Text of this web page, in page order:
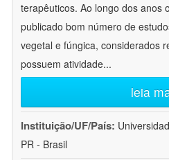
terapêuticos. Ao longo dos anos
publicado bom número de
vegetal e fúngica, considerados
possuem atividade...
leia
Instituição/UF/País:
PR - Brasil